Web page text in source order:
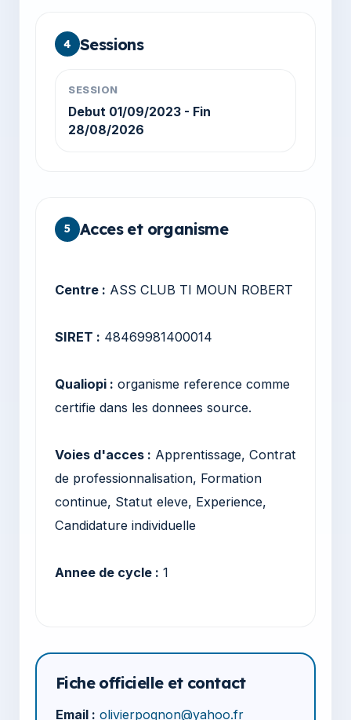
4 Sessions
SESSION
Debut 01/09/2023 - Fin
28/08/2026
5 Acces et organisme
Centre : ASS CLUB TI MOUN ROBERT
SIRET : 48469981400014
Qualiopi : organisme reference comme
certifie dans les donnees source.
Voies d'acces : Apprentissage, Contrat
de professionnalisation, Formation
continue, Statut eleve, Experience,
Candidature individuelle
Annee de cycle : 1
Fiche officielle et contact
Email : olivierpognon@yahoo.fr